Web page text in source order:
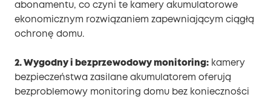
abonamentu, co czyni te kamery akumulatorowe
ekonomicznym rozwiązaniem zapewniającym ciągłą
ochronę domu.
2. Wygodny i bezprzewodowy monitoring: kamery
bezpieczeństwa zasilane akumulatorem oferują
bezproblemowy monitoring domu bez konieczności